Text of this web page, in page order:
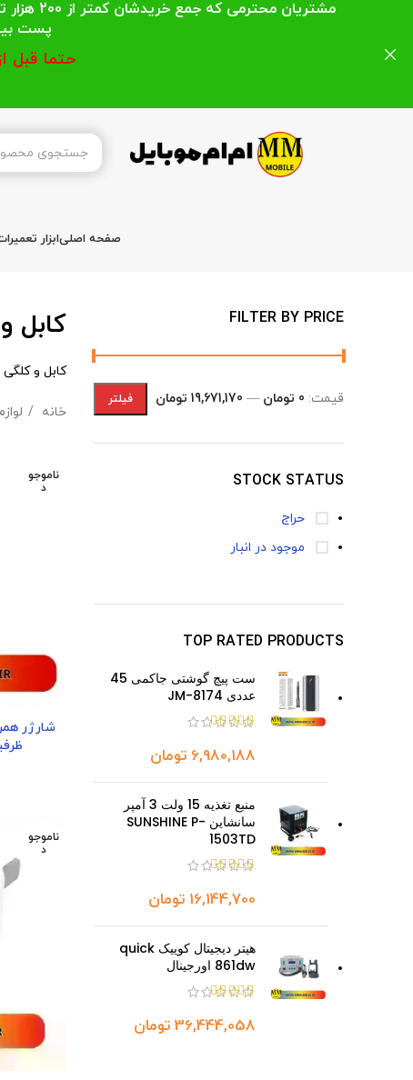
صفحه اصلیابزار
FILTER BY PRICE
فیلتر قیمت: 0 تومان — 19,671,170 تومان
STOCK STATUS
حراج
موجود در انبار
TOP RATED PRODUCTS
ست پیچ گوشتی جاکمی 45
عددی JM-8174
تومان
منبع تغذیه 15 ولت 3 آمپر
سانشاین SUNSHINE P-
1503TD
تومان
هیتر دیجیتال کوییک quick
861dw اورجینال
تومان
کابل
کابل و
خانه
ناموجو
د
ظرفیت 10000
ناموجو
د
پست بیشتر از 200 هزار تومان میباشد اگر
حتما قبل